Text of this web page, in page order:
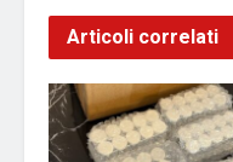
Articoli correlati